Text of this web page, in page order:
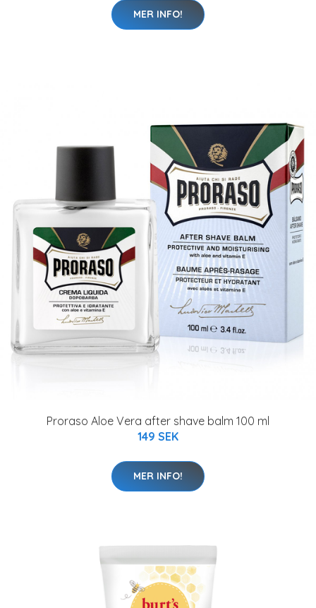
MER INFO!
Proraso Aloe Vera after shave balm 100 ml
149 SEK
MER INFO!